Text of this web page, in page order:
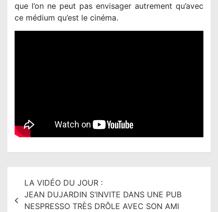
que l’on ne peut pas envisager autrement qu’avec
ce médium qu’est le cinéma.
LA VIDÉO DU JOUR :
JEAN DUJARDIN S’INVITE DANS UNE PUB
NESPRESSO TRÈS DRÔLE AVEC SON AMI